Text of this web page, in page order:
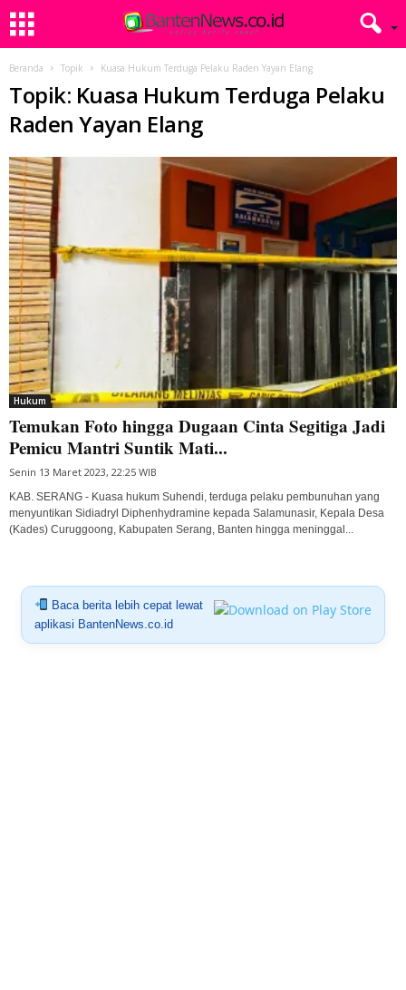
Beranda Topik Kuasa Hukum Terduga Pelaku Raden Yayan Elang
Topik: Kuasa Hukum Terduga Pelaku
Raden Yayan Elang
Hukum
Temukan Foto hingga Dugaan Cinta Segitiga Jadi
Pemicu Mantri Suntik Mati...
Senin 13 Maret 2023, 22:25 WIB
KAB. SERANG - Kuasa hukum Suhendi, terduga pelaku pembunuhan yang
menyuntikan Sidiadryl Diphenhydramine kepada Salamunasir, Kepala Desa
(Kades) Curuggoong, Kabupaten Serang, Banten hingga meninggal...
Baca berita lebih cepat lewat
aplikasi BantenNews.co.id